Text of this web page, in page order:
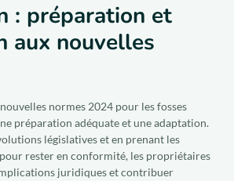
: préparation et
aux nouvelles
normes 2024 pour les fosses
préparation adéquate et une adaptation.
législatives et en prenant les
pour rester en conformité, les propriétaires
juridiques et contribuer